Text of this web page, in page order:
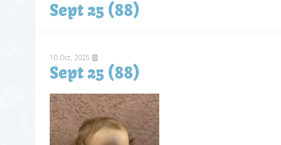
Sept 25 (88)
10 Oct, 2025
Sept 25 (88)